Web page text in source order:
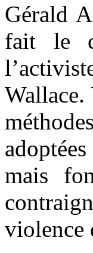
Gérald
fait le
Wallace.
mais
violence